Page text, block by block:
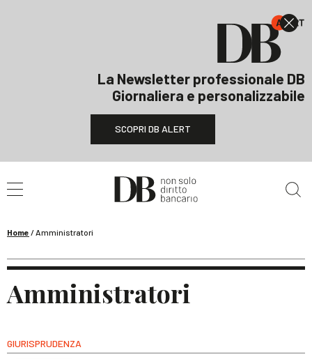
La Newsletter professionale DB
Giornaliera e personalizzabile
SCOPRI DB ALERT
Home /Amministratori
Amministratori
GIURISPRUDENZA